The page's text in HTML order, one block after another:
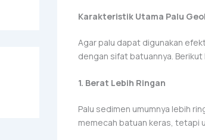
Karakteristik Utama Palu
Agar palu dapat digunakan
dengan sifat batuannya.
1. Berat Lebih Ringan
Palu sedimen umumnya lebih
memecah batuan keras, tetapi